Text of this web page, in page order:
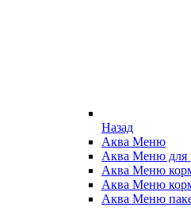
Назад
Аква Меню
Аква Меню для
Аква Меню
Аква Меню
Аква Меню